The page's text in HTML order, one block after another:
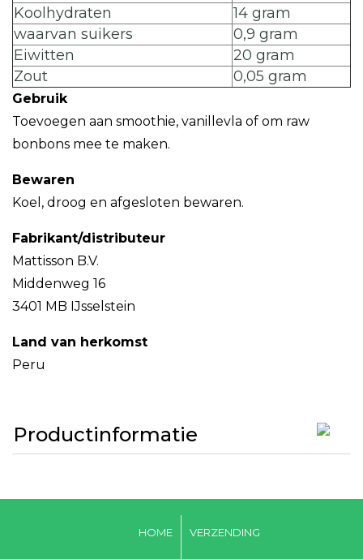
Koolhydraten
14 gram
waarvan suikers
0,9 gram
Eiwitten
20 gram
Zout
0,05 gram
Gebruik
Toevoegen aan smoothie, vanillevla of om raw
bonbons mee te maken.
Bewaren
Koel, droog en afgesloten bewaren.
Fabrikant/distributeur
Mattisson B.V.
Middenweg 16
3401 MB IJsselstein
Land van herkomst
Peru
Productinformatie
HOME VERZENDING